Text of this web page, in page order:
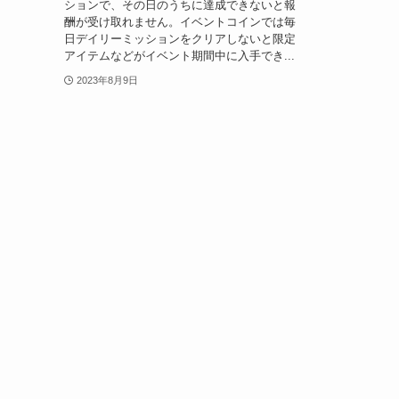
ションで、その日のうちに達成できないと報
酬が受け取れません。イベントコインでは毎
日デイリーミッションをクリアしないと限定
アイテムなどがイベント期間中に入手でき...
2023年8月9日